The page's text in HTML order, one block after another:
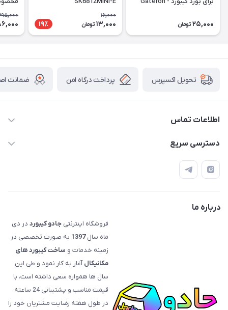
PCB Socket
25,000 تومان
16,000
13,000 تومان 19٪
oled
تحویل اکسپرس پرداخت درگاه امن ضمانت
اطلاعات تماس
09120992668
info@jadookb.com
حضوری، با هماهنگی)
دسترسی سریع
حساب کاربری
اصطلاحات و مفاهیم مرتبط به کیبوردهای مکانیکال
درباره ما
فروشگاه اینترنتی جادو کیبورد در دی
ماه سال1397 به صورت تخصصی در
زمینه خدمات و ساخت کیبورد های
مکانیکالآغاز به کار نمود و طی این
سال ها همواره سعی داشته است، با
قیمت‌ مناسب و پشتیبانی 24 ساعته
در طول هفته رضایت مشتریان خود را